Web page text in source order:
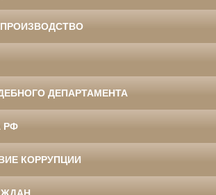
ДЕПАРТАМЕНТА
РФ
КОРРУПЦИИ